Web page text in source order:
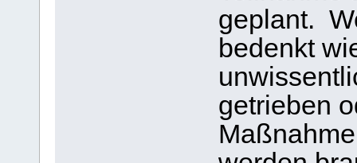
geplant.
bedenkt
getrieben